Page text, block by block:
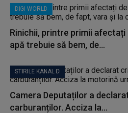
DIGI WORLD
Rinichii, printre primii afectați
apă trebuie să bem, de...
STIRILE KANAL D
Camera Deputaților a
carburanților. Acciza la...